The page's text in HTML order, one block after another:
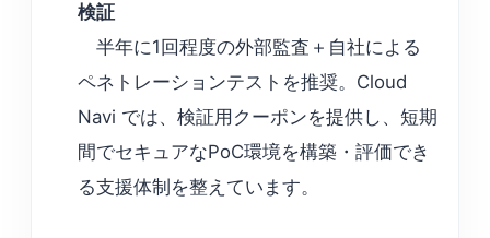
検証
半年に1回程度の外部監査＋自社による
ペネトレーションテストを推奨。Cloud
Navi では、検証用クーポンを提供し、短期
間でセキュアなPoC環境を構築・評価でき
る支援体制を整えています。